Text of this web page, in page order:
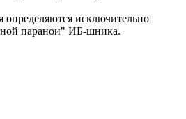
определяются исключительно
паранои" ИБ-шника.